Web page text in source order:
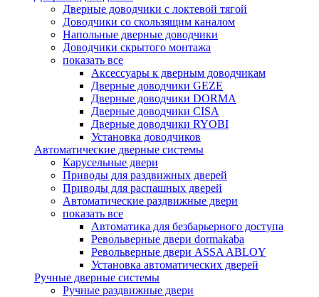
Дверные доводчики с локтевой тягой
Доводчики со скользящим каналом
Напольные дверные доводчики
Доводчики скрытого монтажа
показать все
Аксессуары к дверным доводчикам
Дверные доводчики GEZE
Дверные доводчики DORMA
Дверные доводчики CISA
Дверные доводчики RYOBI
Установка доводчиков
Автоматические дверные системы
Карусельные двери
Приводы для раздвижных дверей
Приводы для распашных дверей
Автоматические раздвижные двери
показать все
Автоматика для безбарьерного доступа
Револьверные двери dormakaba
Револьверные двери ASSA ABLOY
Установка автоматических дверей
Ручные дверные системы
Ручные раздвижные двери